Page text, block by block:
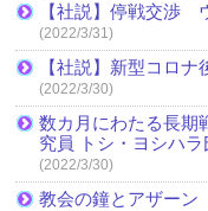
【社説】停戦交渉
(2022/3/31)
【社説】新型コロ
(2022/3/30)
数カ月にわたる長期
究員 トシ・ヨシハラ
(2022/3/30)
教会の鐘とアザー